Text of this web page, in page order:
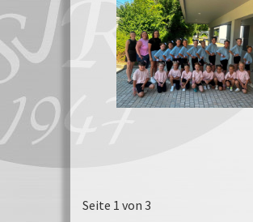
Seite 1 von 3